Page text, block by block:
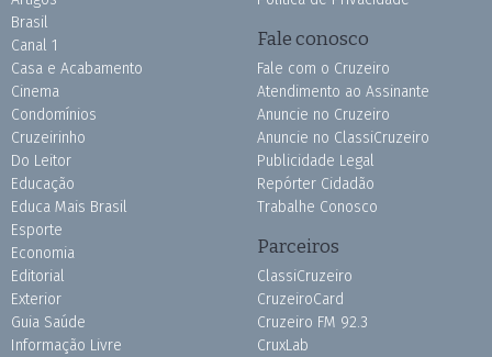
Brasil
Canal 1
Casa e Acabamento
Cinema
Condomínios
Cruzeirinho
Do Leitor
Educação
Educa Mais Brasil
Esporte
Economia
Editorial
Exterior
Guia Saúde
Informação Livre
Fale conosco
Fale com o Cruzeiro
Atendimento ao Assinante
Anuncie no Cruzeiro
Anuncie no ClassiCruzeiro
Publicidade Legal
Repórter Cidadão
Trabalhe Conosco
Parceiros
ClassiCruzeiro
CruzeiroCard
Cruzeiro FM 92.3
CruxLab